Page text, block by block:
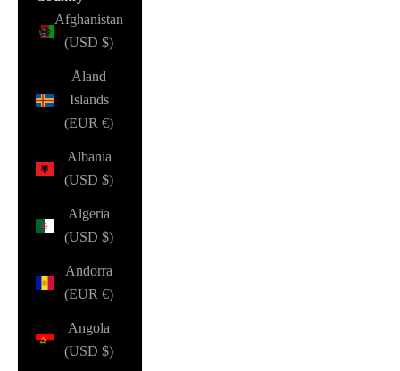
Afghanistan
(USD $)
Åland
Islands
(EUR €)
Albania
(USD $)
Algeria
(USD $)
Andorra
(EUR €)
Angola
(USD $)